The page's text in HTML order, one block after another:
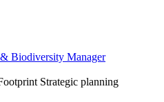
Biodiversity Manager
Strategic planning